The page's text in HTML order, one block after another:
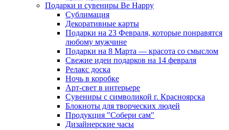
Подарки и сувениры Be Happy
Сублимация
Декоративные карты
Подарки на 23 Февраля, которые понравятся
любому мужчине
Подарки на 8 Марта — красота со смыслом
Свежие идеи подарков на 14 февраля
Релакс доска
Ночь в коробке
Арт-свет в интерьере
Сувениры с символикой г. Красноярска
Блокноты для творческих людей
Продукция "Собери сам"
Дизайнерские часы